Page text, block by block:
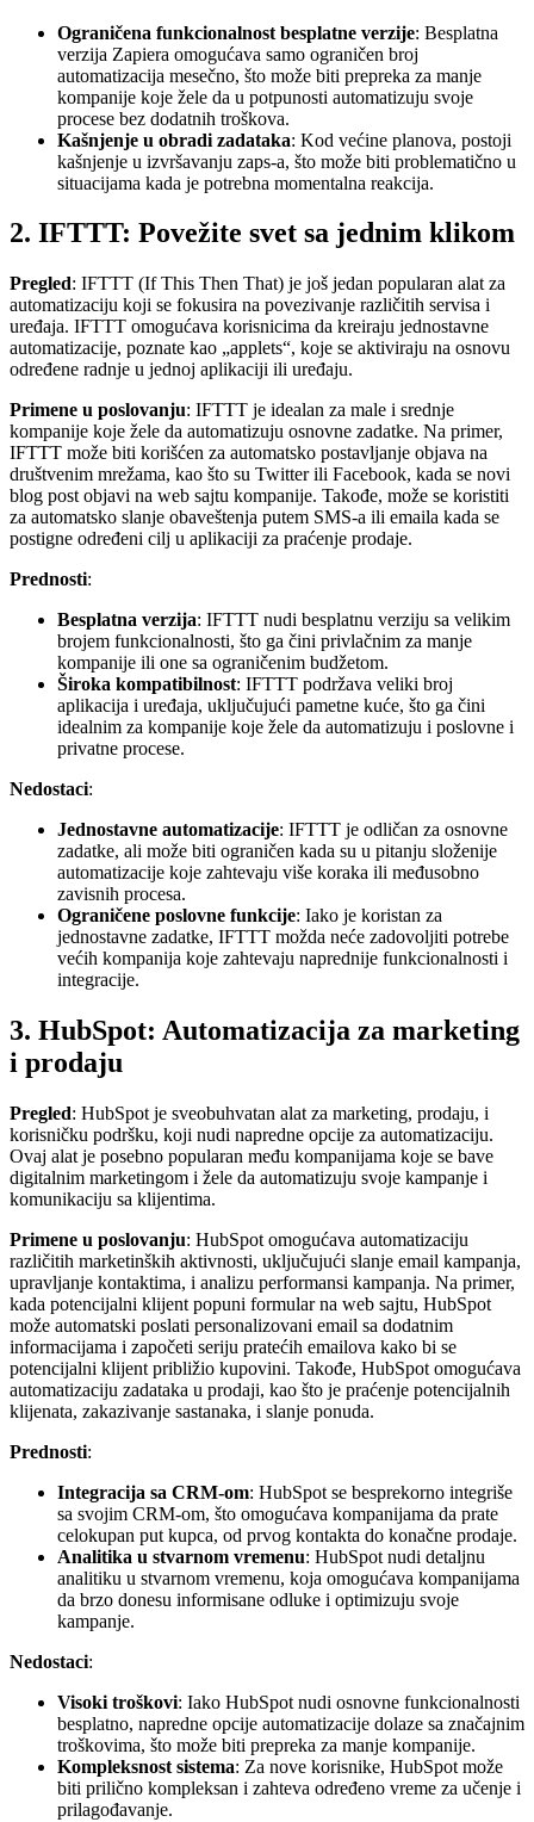
Ograničena funkcionalnost besplatne verzije: Besplatna
verzija Zapiera omogućava samo ograničen broj
automatizacija mesečno, što može biti prepreka za manje
kompanije koje žele da u potpunosti automatizuju svoje
procese bez dodatnih troškova.
Kašnjenje u obradi zadataka: Kod većine planova, postoji
kašnjenje u izvršavanju zaps-a, što može biti problematično u
situacijama kada je potrebna momentalna reakcija.
2. IFTTT: Povežite svet sa jednim klikom
Pregled: IFTTT (If This Then That) je još jedan popularan alat za
automatizaciju koji se fokusira na povezivanje različitih servisa i
uređaja. IFTTT omogućava korisnicima da kreiraju jednostavne
automatizacije, poznate kao „applets“, koje se aktiviraju na osnovu
određene radnje u jednoj aplikaciji ili uređaju.
Primene u poslovanju: IFTTT je idealan za male i srednje
kompanije koje žele da automatizuju osnovne zadatke. Na primer,
IFTTT može biti korišćen za automatsko postavljanje objava na
društvenim mrežama, kao što su Twitter ili Facebook, kada se novi
blog post objavi na web sajtu kompanije. Takođe, može se koristiti
za automatsko slanje obaveštenja putem SMS-a ili emaila kada se
postigne određeni cilj u aplikaciji za praćenje prodaje.
Prednosti:
Besplatna verzija: IFTTT nudi besplatnu verziju sa velikim
brojem funkcionalnosti, što ga čini privlačnim za manje
kompanije ili one sa ograničenim budžetom.
Široka kompatibilnost: IFTTT podržava veliki broj
aplikacija i uređaja, uključujući pametne kuće, što ga čini
idealnim za kompanije koje žele da automatizuju i poslovne i
privatne procese.
Nedostaci:
Jednostavne automatizacije: IFTTT je odličan za osnovne
zadatke, ali može biti ograničen kada su u pitanju složenije
automatizacije koje zahtevaju više koraka ili međusobno
zavisnih procesa.
Ograničene poslovne funkcije: Iako je koristan za
jednostavne zadatke, IFTTT možda neće zadovoljiti potrebe
većih kompanija koje zahtevaju naprednije funkcionalnosti i
integracije.
3. HubSpot: Automatizacija za marketing
i prodaju
Pregled: HubSpot je sveobuhvatan alat za marketing, prodaju, i
korisničku podršku, koji nudi napredne opcije za automatizaciju.
Ovaj alat je posebno popularan među kompanijama koje se bave
digitalnim marketingom i žele da automatizuju svoje kampanje i
komunikaciju sa klijentima.
Primene u poslovanju: HubSpot omogućava automatizaciju
različitih marketinških aktivnosti, uključujući slanje email kampanja,
upravljanje kontaktima, i analizu performansi kampanja. Na primer,
kada potencijalni klijent popuni formular na web sajtu, HubSpot
može automatski poslati personalizovani email sa dodatnim
informacijama i započeti seriju pratećih emailova kako bi se
potencijalni klijent približio kupovini. Takođe, HubSpot omogućava
automatizaciju zadataka u prodaji, kao što je praćenje potencijalnih
klijenata, zakazivanje sastanaka, i slanje ponuda.
Prednosti:
Integracija sa CRM-om: HubSpot se besprekorno integriše
sa svojim CRM-om, što omogućava kompanijama da prate
celokupan put kupca, od prvog kontakta do konačne prodaje.
Analitika u stvarnom vremenu: HubSpot nudi detaljnu
analitiku u stvarnom vremenu, koja omogućava kompanijama
da brzo donesu informisane odluke i optimizuju svoje
kampanje.
Nedostaci:
Visoki troškovi: Iako HubSpot nudi osnovne funkcionalnosti
besplatno, napredne opcije automatizacije dolaze sa značajnim
troškovima, što može biti prepreka za manje kompanije.
Kompleksnost sistema: Za nove korisnike, HubSpot može
biti prilično kompleksan i zahteva određeno vreme za učenje i
prilagođavanje.